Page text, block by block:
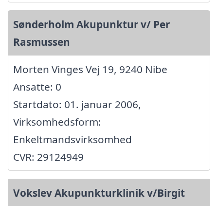
Sønderholm Akupunktur v/ Per
Rasmussen
Morten Vinges Vej 19, 9240 Nibe
Ansatte: 0
Startdato: 01. januar 2006,
Virksomhedsform:
Enkeltmandsvirksomhed
CVR: 29124949
Vokslev Akupunkturklinik v/Birgit